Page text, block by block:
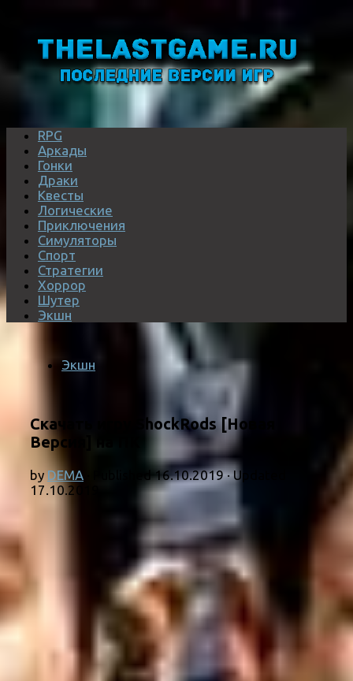
RPG
Аркады
Гонки
Драки
Квесты
Логические
Приключения
Симуляторы
Спорт
Стратегии
Хоррор
Шутер
Экшн
Экшн
Скачать игру ShockRods [Новая
Версия] на ПК
by DEMA · Published16.10.2019· Updated
17.10.2019